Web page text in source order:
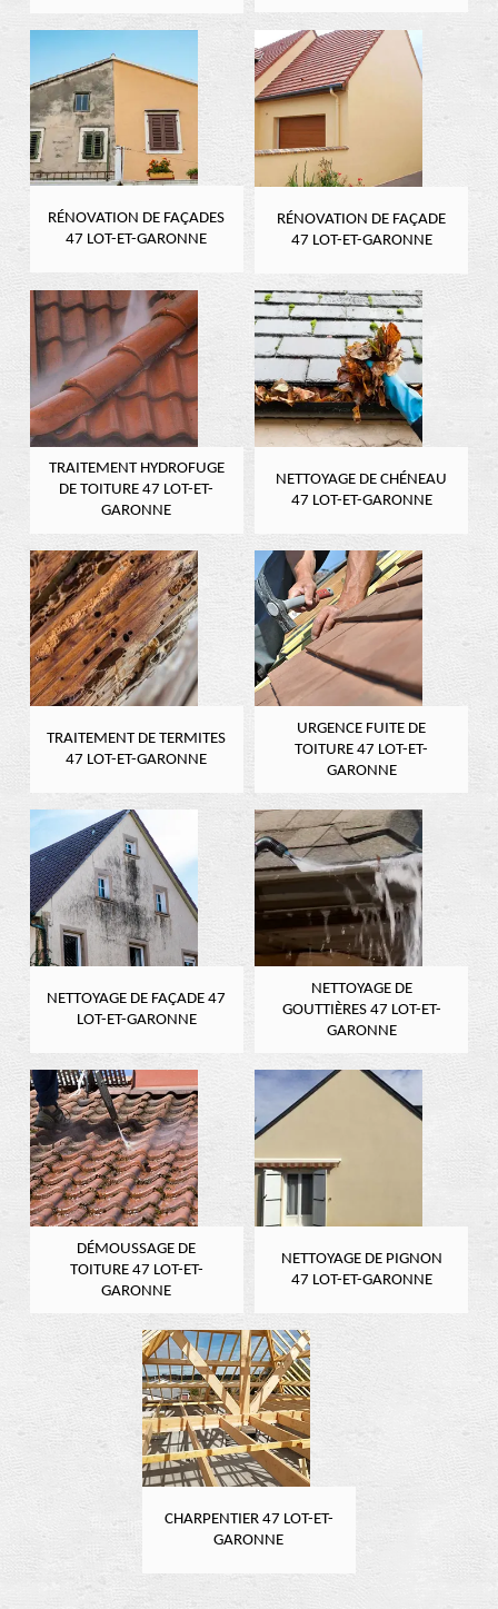
RÉNOVATION DE FAÇADES
47 LOT-ET-GARONNE
RÉNOVATION DE FAÇADE
47 LOT-ET-GARONNE
TRAITEMENT HYDROFUGE
DE TOITURE 47 LOT-ET-
GARONNE
NETTOYAGE DE CHÉNEAU
47 LOT-ET-GARONNE
TRAITEMENT DE TERMITES
47 LOT-ET-GARONNE
URGENCE FUITE DE
TOITURE 47 LOT-ET-
GARONNE
NETTOYAGE DE FAÇADE 47
LOT-ET-GARONNE
NETTOYAGE DE
GOUTTIÈRES 47 LOT-ET-
GARONNE
DÉMOUSSAGE DE
TOITURE 47 LOT-ET-
GARONNE
NETTOYAGE DE PIGNON
47 LOT-ET-GARONNE
CHARPENTIER 47 LOT-ET-
GARONNE